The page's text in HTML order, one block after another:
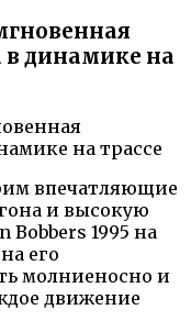
в динамике на
впечатляющие
и высокую
1995 на
его
молниеносно и
движение